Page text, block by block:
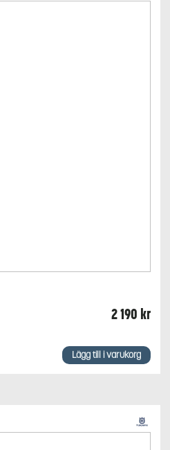
2 190 kr
Lägg till i varukorg